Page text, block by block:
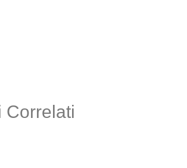
Correlati